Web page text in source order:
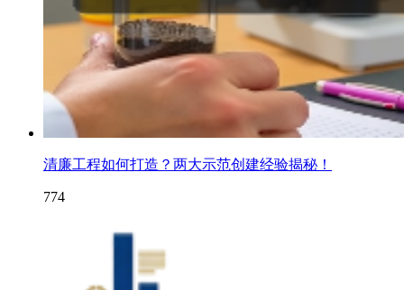
清廉工程如何打造？两大示范创建经验揭秘！
774